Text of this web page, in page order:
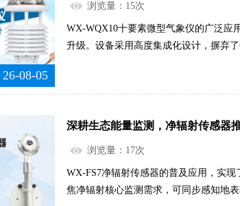
26-08-05
浏览量：15次
WX-WQX10十要素微型气象仪的广泛应
升级。设备采用高度集成化设计，摒弃
轻便、功能全面，能够同步捕捉各类气
守、手动调试和记录数据，自主完成数
来的误差与疏漏，让气象数据更加全面
深耕生态能量监测，净辐射传感器
浏览量：17次
WX-FS7净辐射传感器的普及应用，实
焦净辐射核心监测需求，可同步感知地